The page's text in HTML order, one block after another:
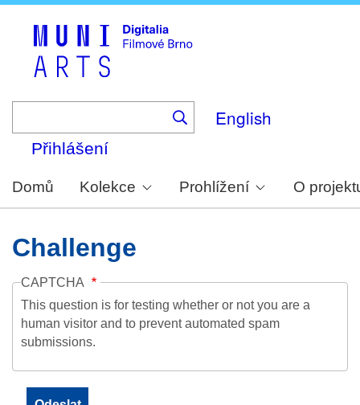
English
Přihlášení
Domů Kolekce Prohlížení O
Challenge
CAPTCHA
This question is for testing whether or not you are a
human visitor and to prevent automated spam
submissions.